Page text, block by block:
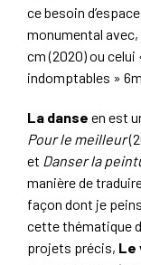
ce besoin
monumental avec,
cm (2020) ou celui
indomptables »
La danse en est
Pour le meilleur
et Danser la
manière de
façon dont je
cette thématique
projets précis, Le